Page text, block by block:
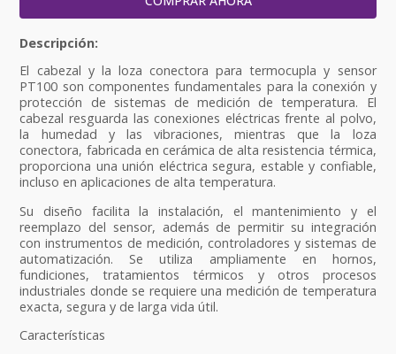
El cabezal y la loza conectora para termocupla y sensor
PT100 son componentes fundamentales para la conexión y
protección de sistemas de medición de temperatura. El
cabezal resguarda las conexiones eléctricas frente al polvo,
la humedad y las vibraciones, mientras que la loza
conectora, fabricada en cerámica de alta resistencia térmica,
proporciona una unión eléctrica segura, estable y confiable,
incluso en aplicaciones de alta temperatura.
Su diseño facilita la instalación, el mantenimiento y el
reemplazo del sensor, además de permitir su integración
con instrumentos de medición, controladores y sistemas de
automatización. Se utiliza ampliamente en hornos,
fundiciones, tratamientos térmicos y otros procesos
industriales donde se requiere una medición de temperatura
exacta, segura y de larga vida útil.
Características